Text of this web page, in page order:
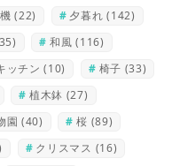
(22) 夕暮れ (142)
和風 (116)
ッチン (10) 椅子 (33)
植木鉢 (27)
園 (40) 桜 (89)
クリスマス (16)